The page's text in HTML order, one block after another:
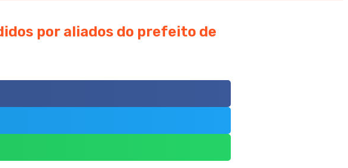
por aliados do prefeito de